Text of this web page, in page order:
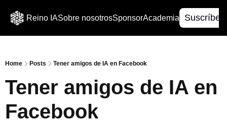
Reino IASobre nosotrosSponsorAcademia
Home Posts Tener amigos de IA en Facebook
Tener amigos de IA en
Facebook